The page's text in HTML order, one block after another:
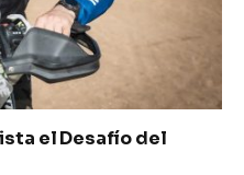
el Desafío del